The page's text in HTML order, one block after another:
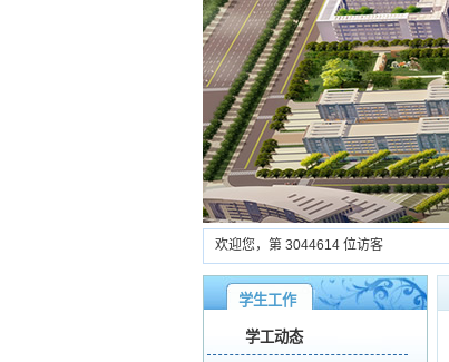
欢迎您，第 3044614 位访客
学生工作
学工动态